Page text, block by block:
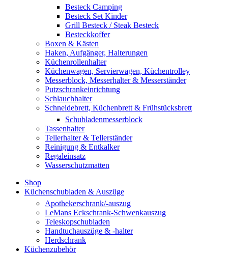
Besteck Camping
Besteck Set Kinder
Grill Besteck / Steak Besteck
Besteckkoffer
Boxen & Kästen
Haken, Aufgänger, Halterungen
Küchenrollenhalter
Küchenwagen, Servierwagen, Küchentrolley
Messerblock, Messerhalter & Messerständer
Putzschrankeinrichtung
Schlauchhalter
Schneidebrett, Küchenbrett & Frühstücksbrett
Schubladenmesserblock
Tassenhalter
Tellerhalter & Tellerständer
Reinigung & Entkalker
Regaleinsatz
Wasserschutzmatten
Shop
Küchenschubladen & Auszüge
Apothekerschrank/-auszug
LeMans Eckschrank-Schwenkauszug
Teleskopschubladen
Handtuchauszüge & -halter
Herdschrank
Küchenzubehör